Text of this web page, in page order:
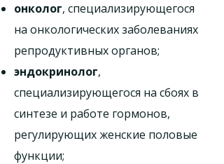
онколог, специализирующегося
на онкологических заболеваниях
репродуктивных органов;
эндокринолог,
специализирующегося на сбоях в
синтезе и работе гормонов,
регулирующих женские половые
функции;